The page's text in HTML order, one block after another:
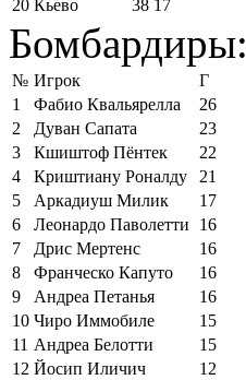
20 Кьево 38 17
Бомбардиры:
№ Игрок
Г
1
Фабио Квальярелла
26
2
Дуван Сапата
23
3
Кшиштоф Пёнтек
22
4
Криштиану Роналду
21
5
Аркадиуш Милик
17
6
Леонардо Паволетти
16
7
Дрис Мертенс
16
8
Франческо Капуто
16
9
Андреа Петанья
16
10 Чиро Иммобиле
15
11 Андреа Белотти
15
12 Йосип Иличич
12